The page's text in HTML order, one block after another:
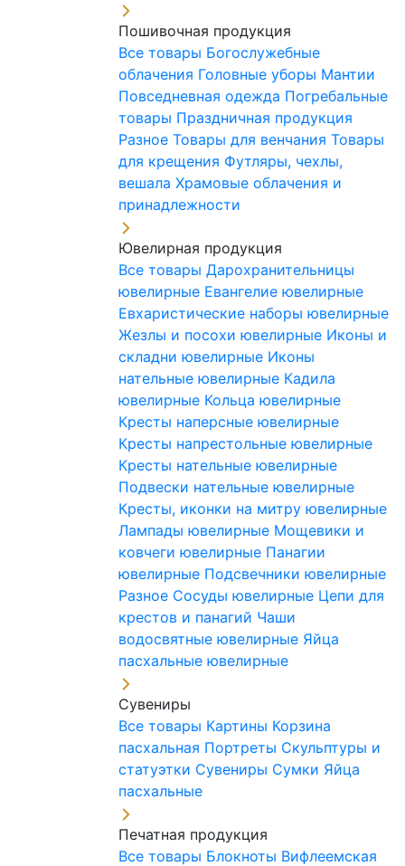
Пошивочная продукция
Все товары Богослужебные
облачения Головные уборы Мантии
Повседневная одежда Погребальные
товары Праздничная продукция
Разное Товары для венчания Товары
для крещения Футляры, чехлы,
вешала Храмовые облачения и
принадлежности
Ювелирная продукция
Все товары Дарохранительницы
ювелирные Евангелие ювелирные
Евхаристические наборы ювелирные
Жезлы и посохи ювелирные Иконы и
складни ювелирные Иконы
нательные ювелирные Кадила
ювелирные Кольца ювелирные
Кресты наперсные ювелирные
Кресты напрестольные ювелирные
Кресты нательные ювелирные
Подвески нательные ювелирные
Кресты, иконки на митру ювелирные
Лампады ювелирные Мощевики и
ковчеги ювелирные Панагии
ювелирные Подсвечники ювелирные
Разное Сосуды ювелирные Цепи для
крестов и панагий Чаши
водосвятные ювелирные Яйца
пасхальные ювелирные
Сувениры
Все товары Картины Корзина
пасхальная Портреты Скульптуры и
статуэтки Сувениры Сумки Яйца
пасхальные
Печатная продукция
Все товары Блокноты Вифлеемская